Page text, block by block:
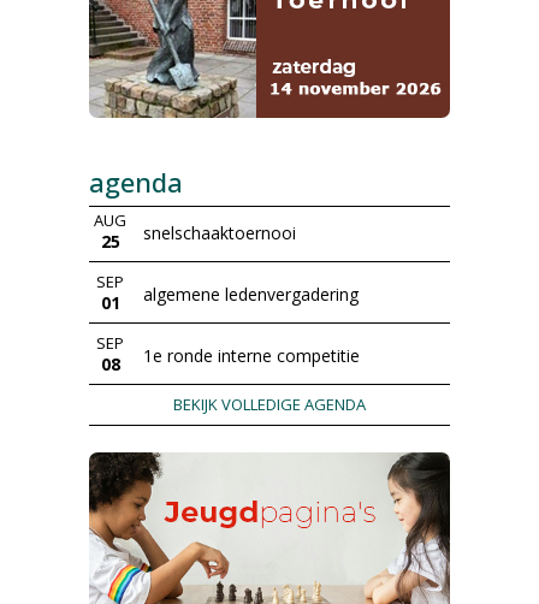
agenda
AUG
25 snelschaaktoernooi
SEP
01 algemene ledenvergadering
SEP
08 1e ronde interne competitie
BEKIJK VOLLEDIGE AGENDA